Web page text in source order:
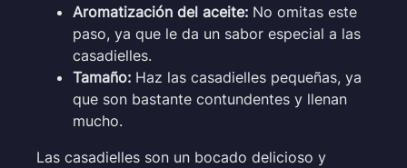
Aromatización del aceite: No omitas este
paso, ya que le da un sabor especial a las
casadielles.
Tamaño: Haz las casadielles pequeñas, ya
que son bastante contundentes y llenan
mucho.
Las casadielles son un bocado delicioso y